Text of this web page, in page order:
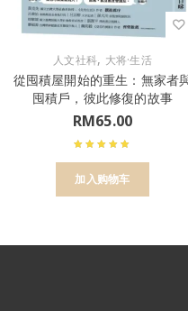
人文社科, 大将·生活
從囤積屋開始的重生：無家者
囤積戶，彼此修復的故事
RM65.00
加入购物车